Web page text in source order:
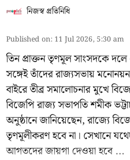
নিজস্ব প্রতিনিধি
Published on: 11 Jul 2026, 5:30 am
তিন প্রাক্তন তৃণমূল সাংসদকে দলে
সঙ্গেই তাঁদের রাজ্যসভায়
বাইরে তীব্র সমালোচনার মুখে
বিজেপি রাজ্য সভাপতি শমীক
অনুষ্ঠানে জানিয়েছেন, রাজ্যে
তৃণমূলীকরণ হবে না। সেখানে
আগতদের জায়গা দেওয়া হবে ...